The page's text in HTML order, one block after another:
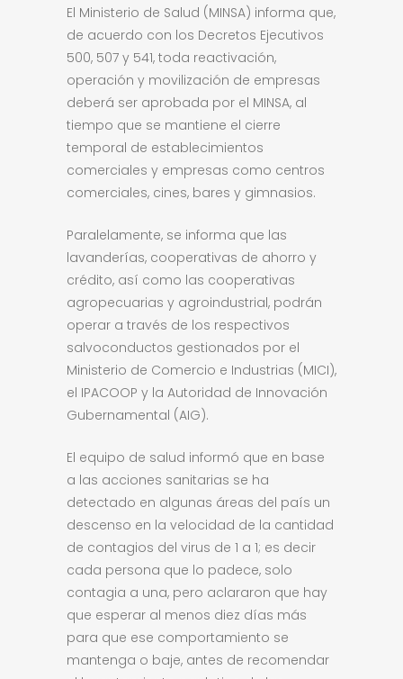
El Ministerio de Salud (MINSA) informa que,
de acuerdo con los Decretos Ejecutivos
500, 507 y 541, toda reactivación,
operación y movilización de empresas
deberá ser aprobada por el MINSA, al
tiempo que se mantiene el cierre
temporal de establecimientos
comerciales y empresas como centros
comerciales, cines, bares y gimnasios.
Paralelamente, se informa que las
lavanderías, cooperativas de ahorro y
crédito, así como las cooperativas
agropecuarias y agroindustrial, podrán
operar a través de los respectivos
salvoconductos gestionados por el
Ministerio de Comercio e Industrias (MICI),
el IPACOOP y la Autoridad de Innovación
Gubernamental (AIG).
El equipo de salud informó que en base
a las acciones sanitarias se ha
detectado en algunas áreas del país un
descenso en la velocidad de la cantidad
de contagios del virus de 1 a 1; es decir
cada persona que lo padece, solo
contagia a una, pero aclararon que hay
que esperar al menos diez días más
para que ese comportamiento se
mantenga o baje, antes de recomendar